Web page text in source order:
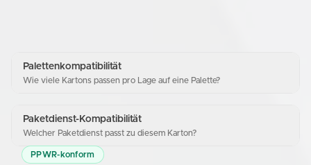
Palettenkompatibilität
Wie viele Kartons passen pro Lage auf eine Palette?
Paketdienst-Kompatibilität
Welcher Paketdienst passt zu diesem Karton?
PPWR-konform